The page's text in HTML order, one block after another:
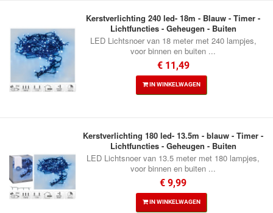
Kerstverlichting 240 led- 18m - Blauw - Timer -
Lichtfuncties - Geheugen - Buiten
LED Lichtsnoer van 18 meter met 240 lampjes,
voor binnen en buiten ...
€ 11,49
IN WINKELWAGEN
Kerstverlichting 180 led- 13.5m - blauw - Timer -
Lichtfuncties - Geheugen - Buiten
LED Lichtsnoer van 13.5 meter met 180 lampjes,
voor binnen en buiten ...
€ 9,99
IN WINKELWAGEN